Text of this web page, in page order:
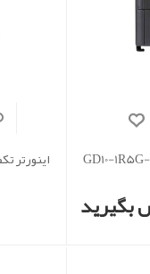
اینورتر تکفاز اینوت مدل (GD10-1R5G-
بگیرید